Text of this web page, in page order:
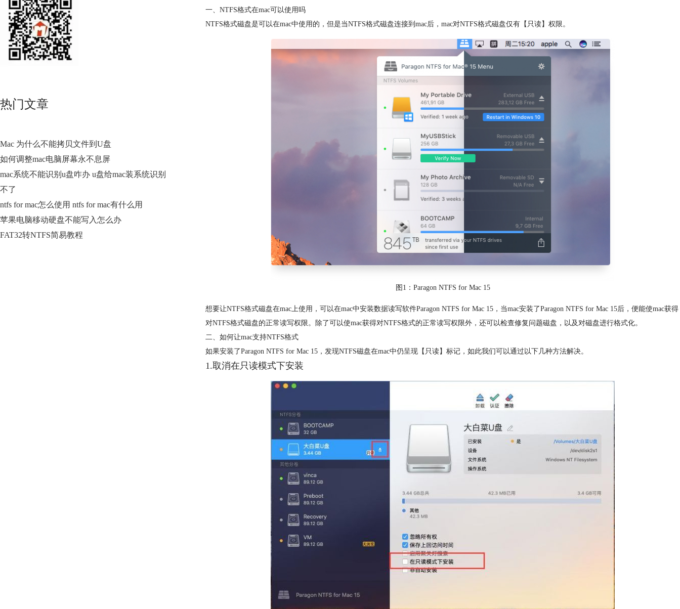
热门文章
Mac 为什么不能拷贝文件到U盘
如何调整mac电脑屏幕永不息屏
mac系统不能识别u盘咋办 u盘给mac装系统识别
不了
ntfs for mac怎么使用 ntfs for mac有什么用
苹果电脑移动硬盘不能写入怎么办
FAT32转NTFS简易教程
一、NTFS格式在mac可以使用吗
NTFS格式磁盘是可以在mac中使用的，但是当NTFS格式磁盘连接到mac后，mac对NTFS格式磁盘仅有【只读】权限。
图1：Paragon NTFS for Mac 15
想要让NTFS格式磁盘在mac上使用，可以在mac中安装数据读写软件Paragon NTFS for Mac 15，当mac安装了Paragon NTFS for Mac 15后，便能使mac获得
对NTFS格式磁盘的正常读写权限。除了可以使mac获得对NTFS格式的正常读写权限外，还可以检查修复问题磁盘，以及对磁盘进行格式化。
二、如何让mac支持NTFS格式
如果安装了Paragon NTFS for Mac 15，发现NTFS磁盘在mac中仍呈现【只读】标记，如此我们可以通过以下几种方法解决。
1.取消在只读模式下安装